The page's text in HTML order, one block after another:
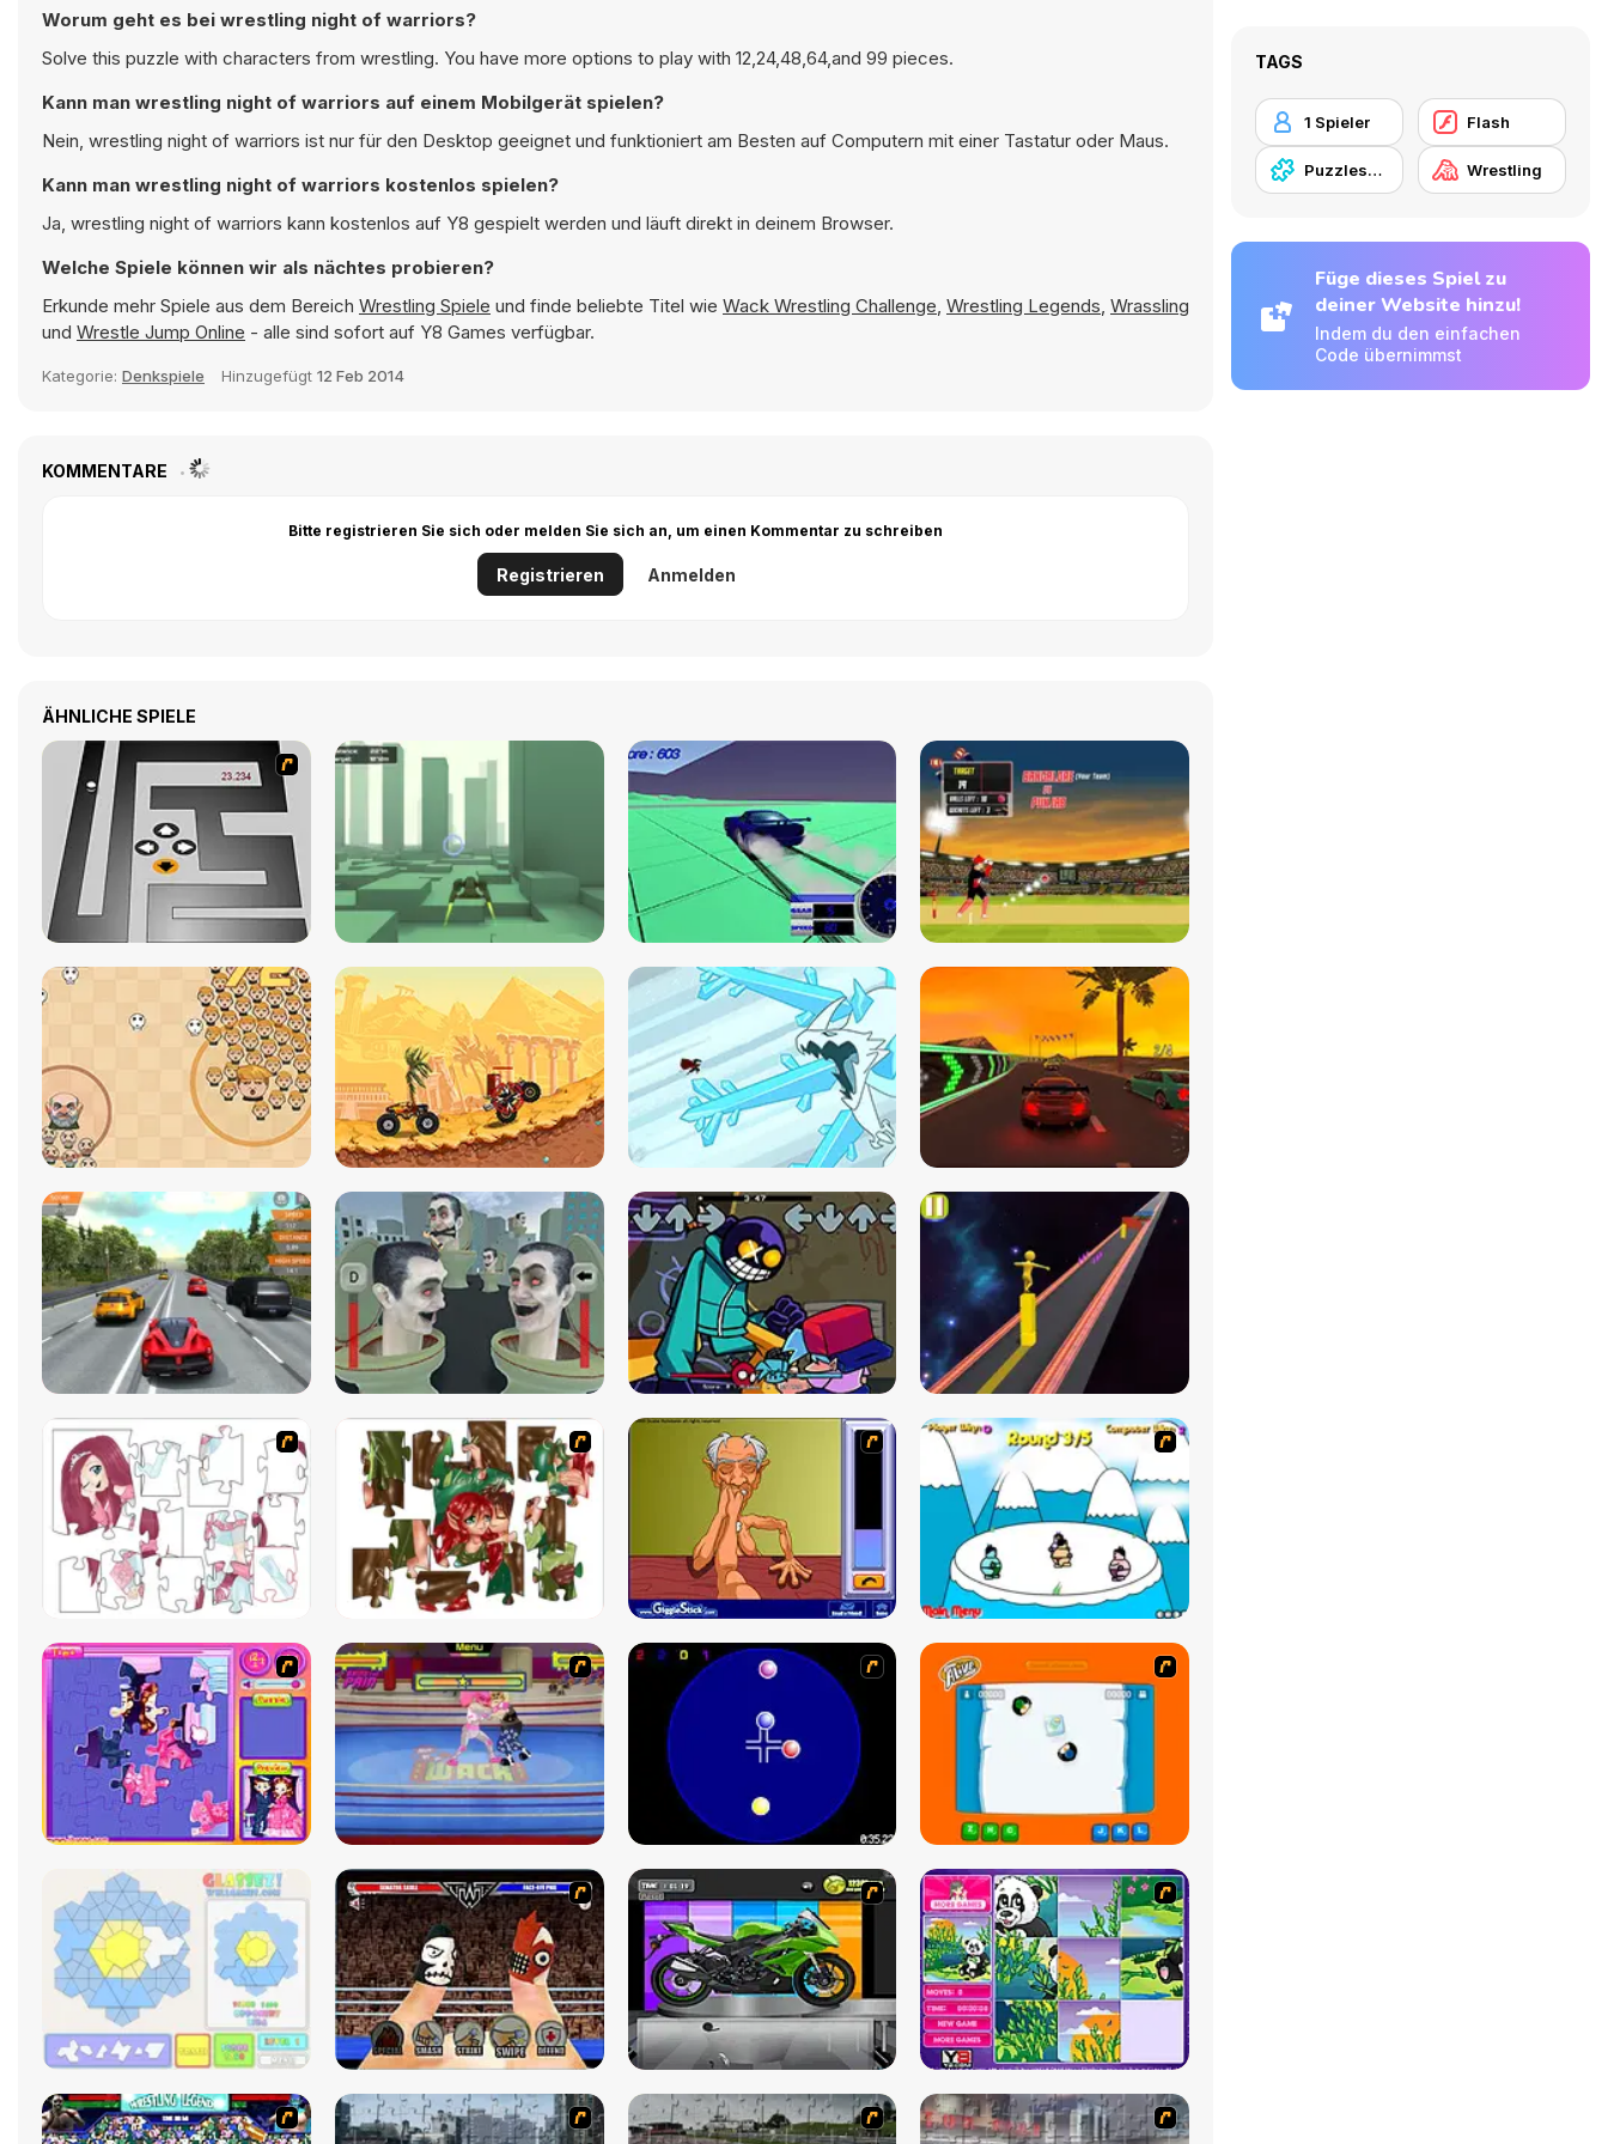
Worum geht es bei wrestling night of warriors?
Solve this puzzle with characters from wrestling. You have more options to play with 12,24,48,64,and 99 pieces.
Kann man wrestling night of warriors auf einem Mobilgerät spielen?
Nein, wrestling night of warriors ist nur für den Desktop geeignet und funktioniert am Besten auf Computern mit einer Tastatur oder Maus.
Kann man wrestling night of warriors kostenlos spielen?
Ja, wrestling night of warriors kann kostenlos auf Y8 gespielt werden und läuft direkt in deinem Browser.
Welche Spiele können wir als nächtes probieren?
Erkunde mehr Spiele aus dem Bereich Wrestling Spiele und finde beliebte Titel wie Wack Wrestling Challenge, Wrestling Legends, Wrassling
und Wrestle Jump Online - alle sind sofort auf Y8 Games verfügbar.
Kategorie: Denkspiele Hinzugefügt 12 Feb 2014
KOMMENTARE
Bitte registrieren Sie sich oder melden Sie sich an, um einen Kommentar zu schreiben
Registrieren Anmelden
ÄHNLICHE SPIELE
TAGS
1 Spieler Flash
Puzzlespiel Wrestling
Füge dieses Spiel zu
deiner Website hinzu!
Indem du den einfachen
Code übernimmst